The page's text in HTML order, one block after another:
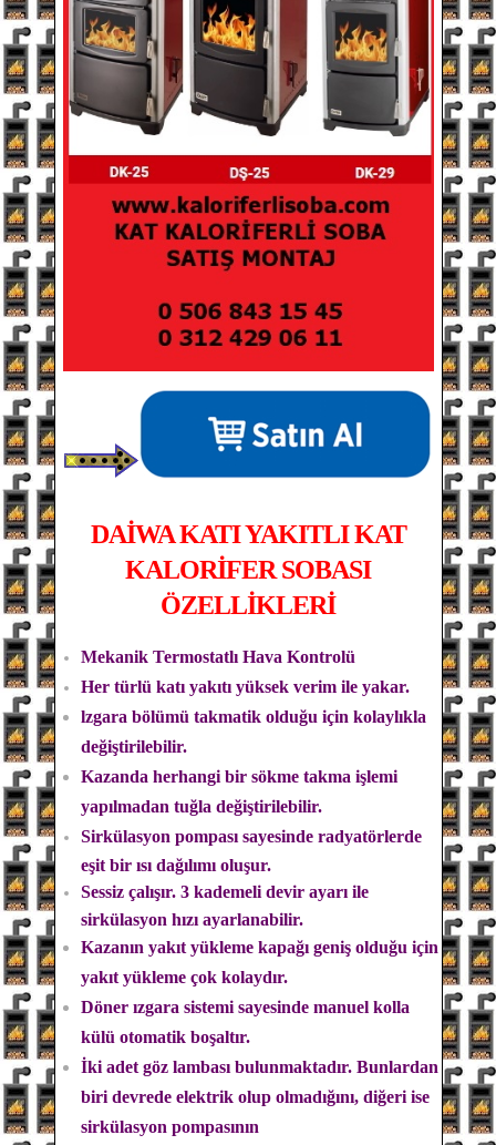
DAİWAKATI YAKITLI KAT
KALORİFER SOBASI
ÖZELLİKLERİ
Mekanik Termostatlı Hava Kontrolü
Her türlü katı yakıtı yüksek verim ile yakar.
lzgara bölümü takmatik olduğu için kolaylıkla
değiştirilebilir.
Kazanda herhangi bir sökme takma işlemi
yapılmadan tuğla değiştirilebilir.
Sirkülasyon pompası sayesinde radyatörlerde
eşit bir ısı dağılımı oluşur.
Sessiz çalışır. 3 kademeli devir ayarı ile
sirkülasyon hızı ayarlanabilir.
Kazanın yakıt yükleme kapağı geniş olduğu için
yakıt yükleme çok kolaydır.
Döner ızgara sistemi sayesinde manuel kolla
külü otomatik boşaltır.
İki adet göz lambası bulunmaktadır. Bunlardan
biri devrede elektrik olup olmadığını, diğeri ise
sirkülasyon pompasının